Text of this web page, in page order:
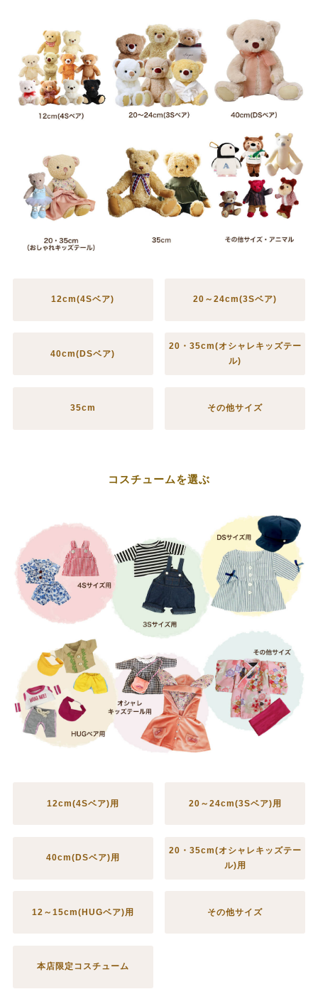
12cm(4Sベア) 20～24cm(3Sベア)
40cm(DSベア)
20・35cm(オシャレキッズテー
ル)
35cm その他サイズ
コスチュームを選ぶ
12cm(4Sベア)用 20～24cm(3Sベア)用
40cm(DSベア)用
20・35cm(オシャレキッズテー
ル)用
12～15cm(HUGベア)用 その他サイズ
本店限定コスチューム